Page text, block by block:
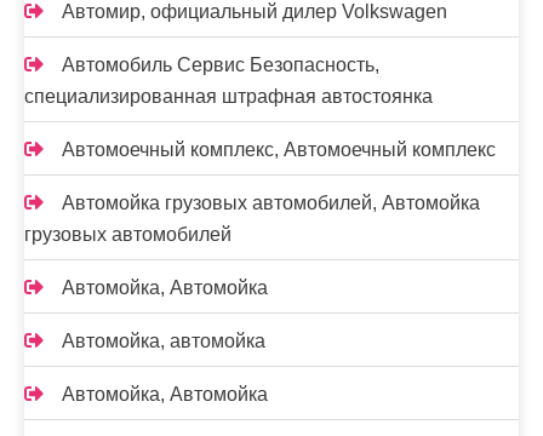
Автомир, официальный дилер Volkswagen
Автомобиль Сервис Безопасность,
специализированная штрафная автостоянка
Автомоечный комплекс, Автомоечный комплекс
Автомойка грузовых автомобилей, Автомойка
грузовых автомобилей
Автомойка, Автомойка
Автомойка, автомойка
Автомойка, Автомойка